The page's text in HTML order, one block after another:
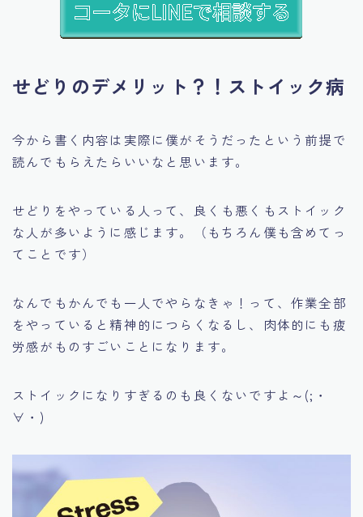
せどりのデメリット？！ストイック病
今から書く内容は実際に僕がそうだったという前提で
読んでもらえたらいいなと思います。
せどりをやっている人って、
良くも悪くもストイック
な人が多いように感じます。
（もちろん僕も含めてっ
てことです）
なんでもかんでも一人でやらなきゃ！って、作業全部
をやっていると精神的につらくなるし、肉体的にも疲
労感がものすごいことになります。
ストイックになりすぎるのも良くないですよ～(;・
∀・)